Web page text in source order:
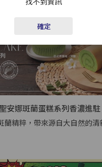
忘
登入
成為 Cake Easy 會員
安娜斑蘭蛋糕系列香濃進駐
蘭精粹，帶來源自大自然的清
找不到資訊
確定